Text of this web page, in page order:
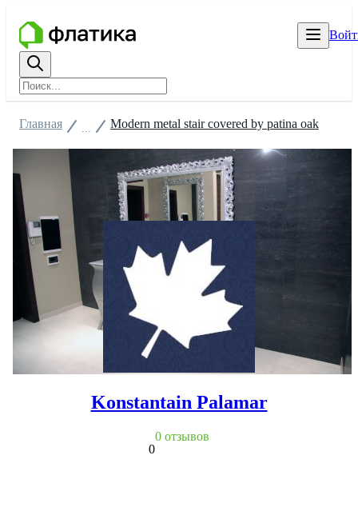
Главная Modern metal stair covered by patina oak
Konstantain Palamar
0
0 отзывов